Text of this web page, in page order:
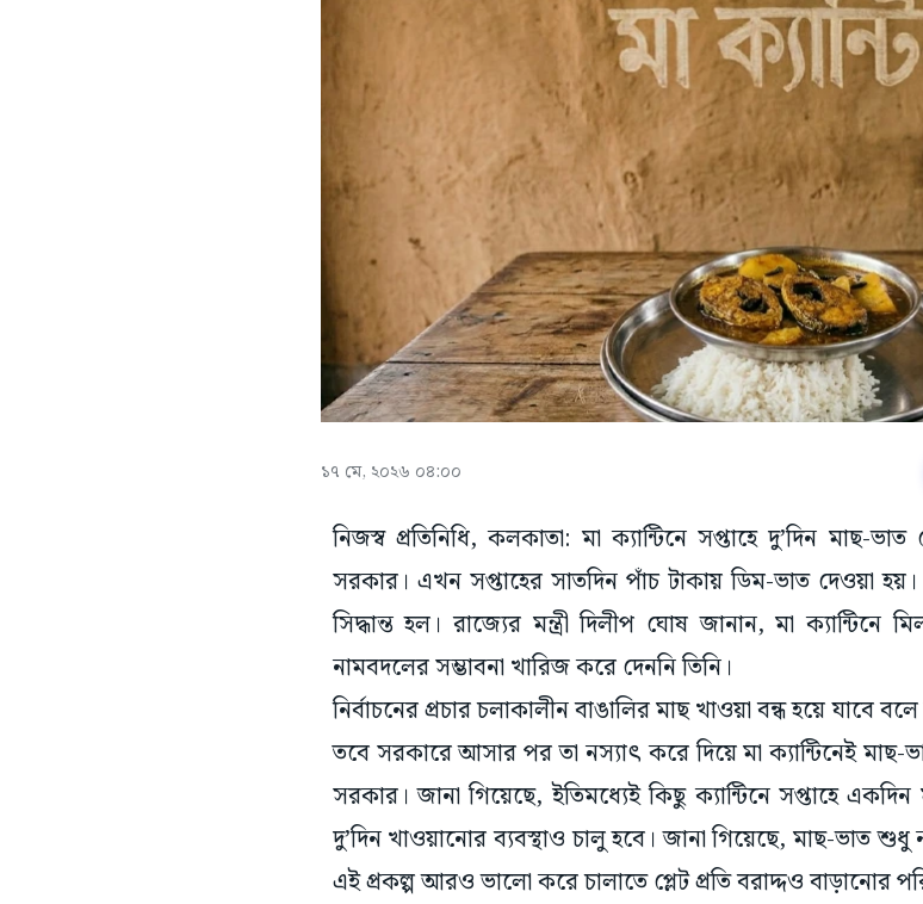
১৭ মে, ২০২৬ ০৪:০০
নিজস্ব প্রতিনিধি, কলকাতা: মা ক্যান্টিনে সপ্তাহে দু’দিন মাছ-
সরকার। এখন সপ্তাহের সাতদিন পাঁচ টাকায় ডিম-ভাত দেওয়া
সিদ্ধান্ত হল। রাজ্যের মন্ত্রী দিলীপ ঘোষ জানান, মা ক্যান্টিনে
নামবদলের সম্ভাবনা খারিজ করে দেননি তিনি।
নির্বাচনের প্রচার চলাকালীন বাঙালির মাছ খাওয়া বন্ধ হয়ে যাবে
তবে সরকারে আসার পর তা নস্যাৎ করে দিয়ে মা ক্যান্টিনেই মাছ-
সরকার। জানা গিয়েছে, ইতিমধ্যেই কিছু ক্যান্টিনে সপ্তাহে
দু’দিন খাওয়ানোর ব্যবস্থাও চালু হবে। জানা গিয়েছে, মাছ-ভাত
এই প্রকল্প আরও ভালো করে চালাতে প্লেট প্রতি বরাদ্দও বাড়ানোর